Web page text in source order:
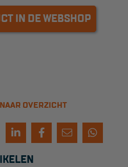
IN DE WEBSHOP
OVERZICHT